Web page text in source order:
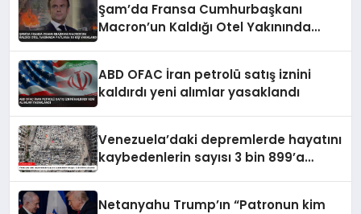
Şam’da Fransa Cumhurbaşkanı
Macron’un Kaldığı Otel Yakınında
ABD OFAC İran petrolü satış iznini
kaldırdı yeni alımlar yasaklandı
Venezuela’daki depremlerde hayatını
kaybedenlerin sayısı 3 bin 899’a
Netanyahu Trump’ın “Patronun kim